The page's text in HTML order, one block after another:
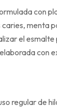
con
el
con
regular de